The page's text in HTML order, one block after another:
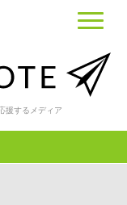
援するメディア